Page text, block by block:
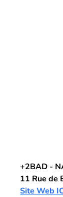
+2BAD -
11 Rue de
Site Web